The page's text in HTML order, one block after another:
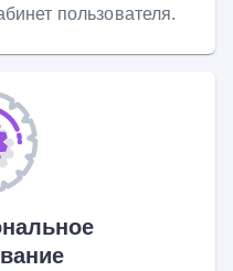
пользователя.